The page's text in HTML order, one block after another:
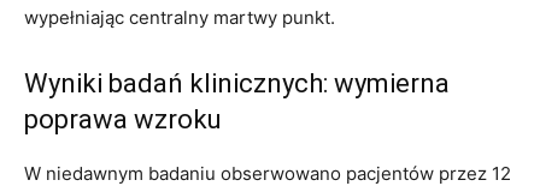
wypełniając centralny martwy punkt.
Wyniki badań klinicznych: wymierna
poprawa wzroku
W niedawnym badaniu obserwowano pacjentów przez 12